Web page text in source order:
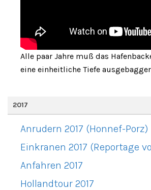
Alle paar Jahre muß das
eine einheitliche Tiefe
2017
Anrudern 2017 (Honnef-Porz)
Einkranen 2017 (Reportage
Anfahren 2017
Hollandtour 2017